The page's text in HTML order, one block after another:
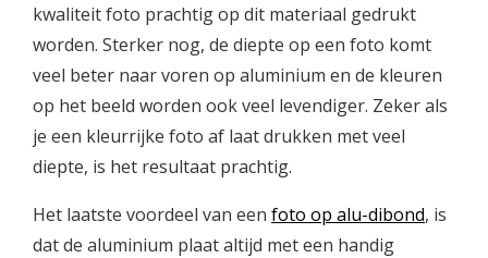
kwaliteit foto prachtig op dit materiaal gedrukt
worden. Sterker nog, de diepte op een foto komt
veel beter naar voren op aluminium en de kleuren
op het beeld worden ook veel levendiger. Zeker als
je een kleurrijke foto af laat drukken met veel
diepte, is het resultaat prachtig.
Het laatste voordeel van een foto op alu-dibond, is
dat de aluminium plaat altijd met een handig